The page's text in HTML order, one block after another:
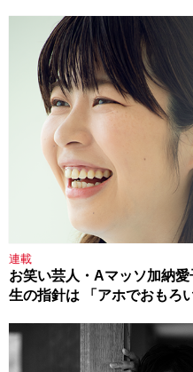
連載
お笑い芸人・Aマッソ加納
生の指針は 「アホでおもろ